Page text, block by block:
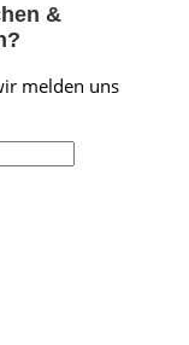
&
melden uns